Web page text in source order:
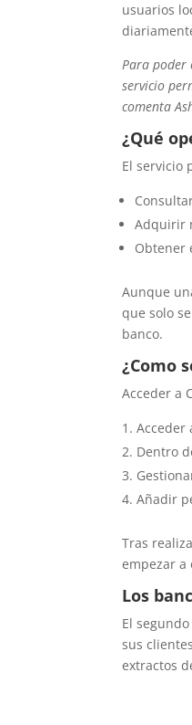
usuarios
Para poder
servicio
comenta
¿Qué
El servicio
Adquirir
Obtener
Aunque
que solo
banco.
¿Como
Acceder a
Acceder
Dentro
Añadir
Tras
empezar a
Los
El
sus
extractos